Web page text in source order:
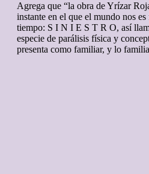
Agrega que “la obra de Yrízar
instante en el que el mundo nos
tiempo: S I N I E S T R O, así
especie de parálisis física y
presenta como familiar, y lo